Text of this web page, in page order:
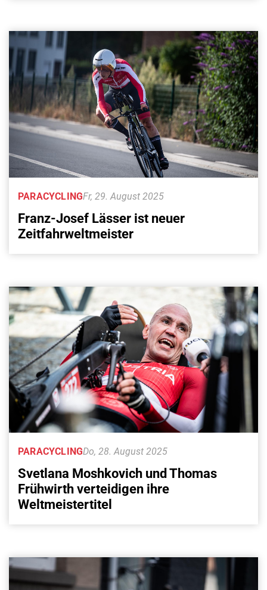
Fr, 29. August 2025
PARACYCLING
Franz-Josef Lässer ist neuer
Zeitfahrweltmeister
Do, 28. August 2025
PARACYCLING
Svetlana Moshkovich und Thomas
Frühwirth verteidigen ihre
Weltmeistertitel